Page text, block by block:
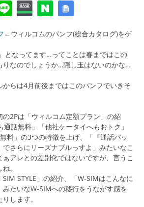
←ウィルコムのパンフ(総合カタログ)をゲ
となってます…ってことは春まではこの
りなのでしょうか…隠し玉はないのかな…
からは4月前後まではこのパンフでいきそ
の2Pは「ウィルコム定額プラン」の紹
話無料」「他社ケータイへもおトク」
料」の3つの特徴を上げ、「『通話パッ
さらにリーズナブルっすよ」みたいなこ
ぁアレとの差別化ではないですが、言うこ
。
STYLE」の紹介、「W-SIMはこんなに
たいなW-SIMへの移行をうながす感を
します。